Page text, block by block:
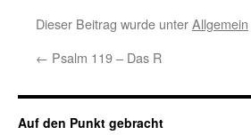
Dieser Beitrag wurde unterAllgemein
← Psalm 119 – Das R
Auf den Punkt gebracht